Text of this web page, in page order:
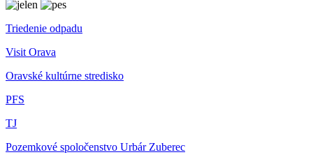
Triedenie odpadu
Visit Orava
Oravské kultúrne stredisko
PFS
TJ
Pozemkové spoločenstvo Urbár Zuberec